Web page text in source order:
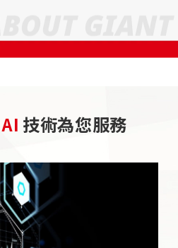
AI 技術為您服務